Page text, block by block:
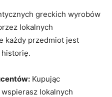
greckich​ wyrobów
lokalnych
​każdy⁣ przedmiot jest
historię.
Kupując
lokalnych